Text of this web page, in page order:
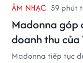
ÂM NHẠC 59 phút
Madonna góp
doanh thu của
Madonna tiếp tục